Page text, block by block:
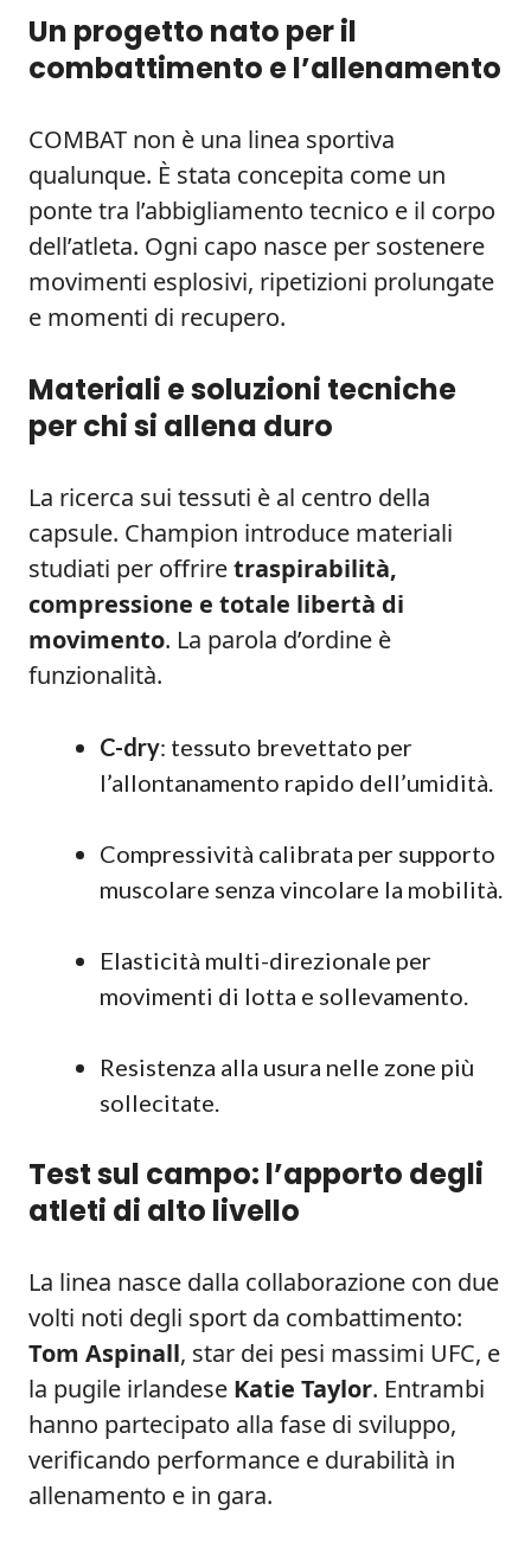
Un progetto nato per il
combattimento e l’allenamento
COMBAT non è una linea sportiva
qualunque. È stata concepita come un
ponte tra l’abbigliamento tecnico e il corpo
dell’atleta. Ogni capo nasce per sostenere
movimenti esplosivi, ripetizioni prolungate
e momenti di recupero.
Materiali e soluzioni tecniche
per chi si allena duro
La ricerca sui tessuti è al centro della
capsule. Champion introduce materiali
studiati per offriretraspirabilità,
compressione e totale libertà di
movimento. La parola d’ordine è
funzionalità.
C-dry: tessuto brevettato per
l’allontanamento rapido dell’umidità.
Compressività calibrata per supporto
muscolare senza vincolare la mobilità.
Elasticità multi-direzionale per
movimenti di lotta e sollevamento.
Resistenza alla usura nelle zone più
sollecitate.
Test sul campo: l’apporto degli
atleti di alto livello
La linea nasce dalla collaborazione con due
volti noti degli sport da combattimento:
Tom Aspinall, star dei pesi massimi UFC, e
la pugile irlandese Katie Taylor. Entrambi
hanno partecipato alla fase di sviluppo,
verificando performance e durabilità in
allenamento e in gara.